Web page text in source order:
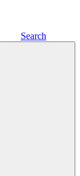
Search